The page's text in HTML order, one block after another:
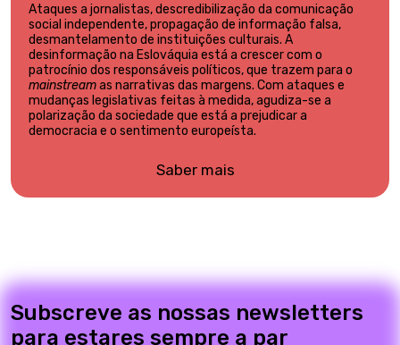
Ataques a jornalistas, descredibilização da comunicação
social independente, propagação de informação falsa,
desmantelamento de instituições culturais. A
desinformação na Eslováquia está a crescer com o
patrocínio dos responsáveis políticos, que trazem para o
mainstreamas narrativas das margens. Com ataques e
mudanças legislativas feitas à medida, agudiza-se a
polarização da sociedade que está a prejudicar a
democracia e o sentimento europeísta.
Saber mais
Subscreve as nossas newsletters
para estares sempre a par